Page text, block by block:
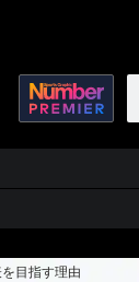
目指す理由